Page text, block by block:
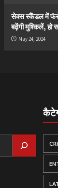
सेक्स स्कैंडल में फंसे
बढ़ेंगी मुश्किलें, हो
May 24, 2024